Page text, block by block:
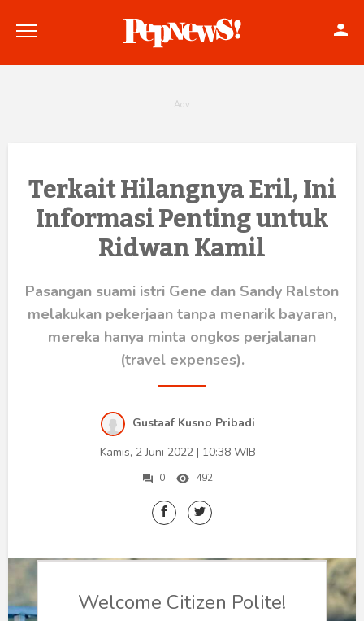
Politik
Konstitusi
Internasional
Bisnis
Wanita
Terkait Hilangnya Eril, Ini
Informasi Penting untuk
Ridwan Kamil
Pasangan suami istri Gene dan Sandy Ralston
melakukan pekerjaan tanpa menarik bayaran,
mereka hanya minta ongkos perjalanan
(travel expenses).
Gustaaf Kusno Pribadi
Kamis, 2 Juni 2022 | 10:38 WIB
0 492
Welcome Citizen Polite!